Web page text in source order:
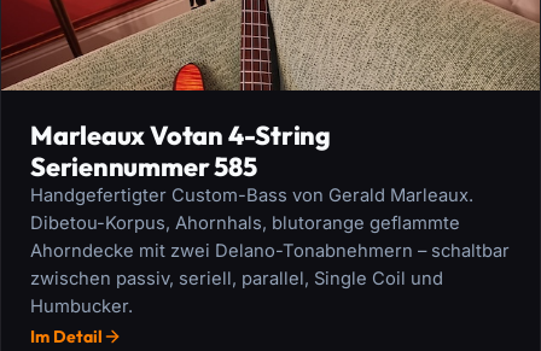
Marleaux Votan 4-String
Seriennummer 585
Handgefertigter Custom-Bass von Gerald Marleaux.
Dibetou-Korpus, Ahornhals, blutorange geflammte
Ahorndecke mit zwei Delano-Tonabnehmern – schaltbar
zwischen passiv, seriell, parallel, Single Coil und
Humbucker.
Im Detail